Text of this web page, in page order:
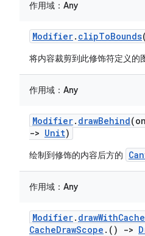
作用域： Any
Modifier. clipToBounds
将内容裁剪到此修饰符定义的
作用域： Any
Modifier. drawBehind
-> Unit)
绘制到修饰的内容后方的
作用域： Any
Modifier. drawWithCache
CacheDrawScope .() ->